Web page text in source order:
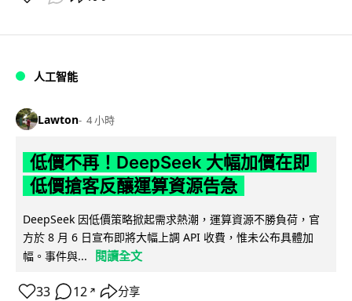
人工智能
Lawton 4 小時
低價不再！DeepSeek 大幅加價在即
低價搶客反釀運算資源告急
DeepSeek 因低價策略掀起需求熱潮，運算資源不勝負荷，官
方於 8 月 6 日宣布即將大幅上調 API 收費，惟未公布具體加
幅。事件與...
閱讀全文
33 12 ↗ 分享